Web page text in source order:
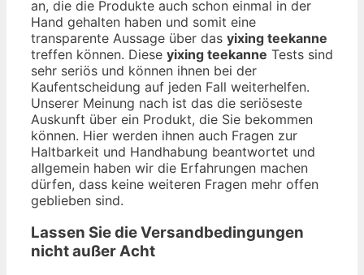
an, die die Produkte auch schon einmal in der
Hand gehalten haben und somit eine
transparente Aussage über das yixing teekanne
treffen können. Diese yixing teekanne Tests sind
sehr seriös und können ihnen bei der
Kaufentscheidung auf jeden Fall weiterhelfen.
Unserer Meinung nach ist das die seriöseste
Auskunft über ein Produkt, die Sie bekommen
können. Hier werden ihnen auch Fragen zur
Haltbarkeit und Handhabung beantwortet und
allgemein haben wir die Erfahrungen machen
dürfen, dass keine weiteren Fragen mehr offen
geblieben sind.
Lassen Sie die Versandbedingungen
nicht außer Acht